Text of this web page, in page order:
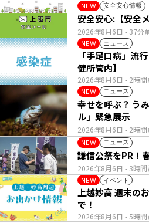
NEW 安全安心情報
2026年8月6日 - 37分
安全安心:【安全
NEW ニュース
2026年8月6日 - 2時間
「手足口病」流行 前の週の3倍に増加【上越保
健所管内】
NEW ニュース
2026年8月6日 - 2時間
幸せを呼ぶ？ う
ル」緊急展示
NEW ニュース
2026年8月6日 - 3時間
謙信公祭をPR！
NEW イベント
2026年8月6日 - 5時間
上越妙高 週末の
で！